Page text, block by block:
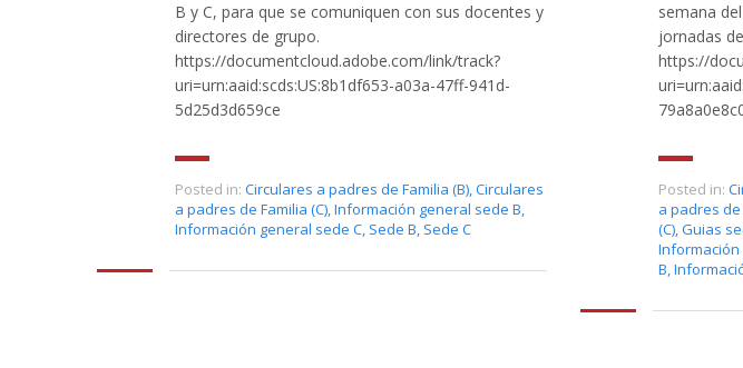
B y C, para que se comuniquen con sus docentes y
directores de grupo.
https://documentcloud.adobe.com/link/track?
uri=urn:aaid:scds:US:8b1df653-a03a-47ff-941d-
5d25d3d659ce
Posted in: Circulares a padres de Familia (B),Circulares
a padres de Familia (C),Información general sede B,
Información general sede C, Sede B, Sede C
semana
jornadas
https://
Posted in:
a padres de
(C),Guias
B,